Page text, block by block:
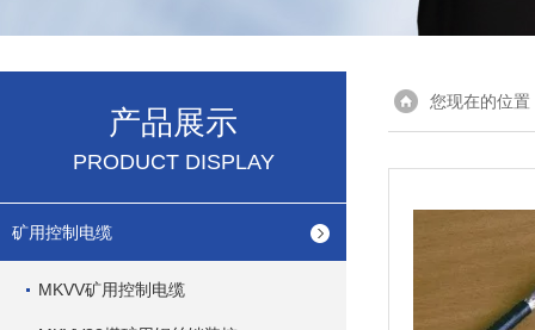
产品展示
PRODUCT DISPLAY
矿用控制电缆
MKVV矿用控制电缆
您现在的位置